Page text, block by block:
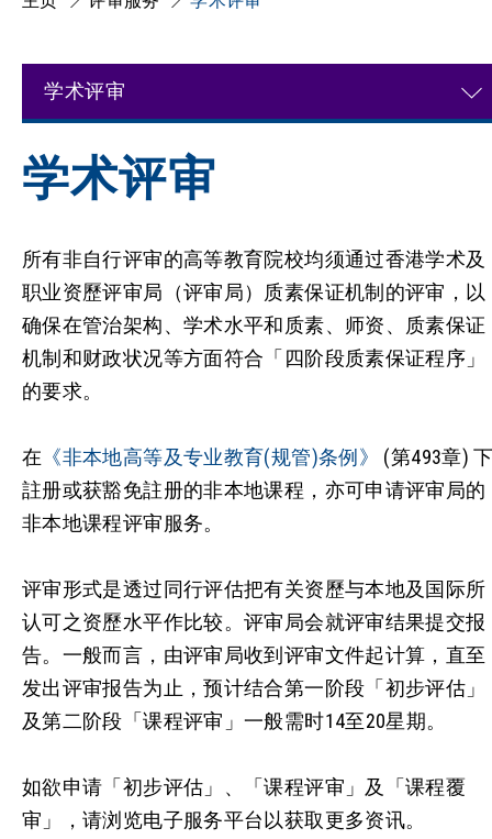
学术评审
学术评审
所有非自行评审的高等教育院校均须通过香港学术及
职业资歷评审局（评审局）质素保证机制的评审，以
确保在管治架构、学术水平和质素、师资、质素保证
机制和财政状况等方面符合「四阶段质素保证程序」
的要求。
在 《非本地高等及专业教育(规管)条例》
(第493章)
註册或获豁免註册的非本地课程，亦可申请评审局的
非本地课程评审服务。
评审形式是透过同行评估把有关资歷与本地及国际所
认可之资歷水平作比较。评审局会就评审结果提交报
告。一般而言，由评审局收到评审文件起计算，直至
发出评审报告为止，预计结合第一阶段「初步评估」
及第二阶段「课程评审」一般需时14至20星期。
如欲申请「初步评估」、「课程评审」及「课程覆
审」，请浏览电子服务平台以获取更多资讯。